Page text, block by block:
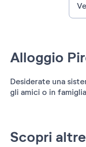
Alloggio
Desiderate una
gli amici o in
Scopri